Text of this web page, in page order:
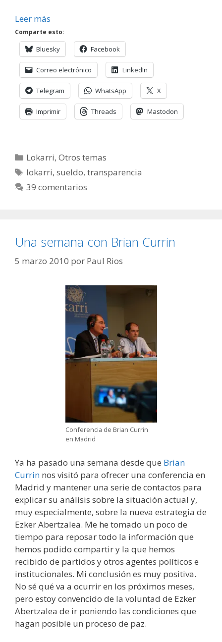
Leer más
Comparte esto:
Bluesky Facebook
Correo electrónico LinkedIn
Telegram WhatsApp X
Imprimir Threads Mastodon
Categorías
Lokarri,Otros temas
Etiquetas
lokarri,sueldo,transparencia
39 comentarios
Una semana con Brian Currin
5 marzo 2010 por Paul Rios
Conferencia de Brian Currin
en Madrid
Ya ha pasado una semana desde que Brian
Currin nos visitó para ofrecer una conferencia en
Madrid y mantener una serie de contactos para
explicar su análisis sobre la situación actual y,
muy especialmente, sobre la nueva estrategia de
Ezker Abertzalea. Me he tomado un poco de
tiempo para reposar todo la información que
hemos podido compartir y la que hemos
recibido de partidos y otros agentes políticos e
institucionales. Mi conclusión es muy positiva.
No sé qué va a ocurrir en los próximos meses,
pero estoy convencido de la voluntad de Ezker
Abertzalea de ir poniendo las condiciones que
hagan posible un proceso de paz.